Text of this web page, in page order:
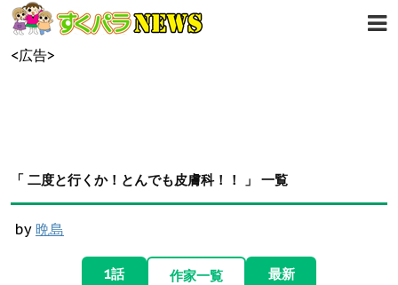
<広告>
「 二度と行くか！とんでも皮膚科！！ 」 一覧
by 晩島
1話 作家一覧 最新